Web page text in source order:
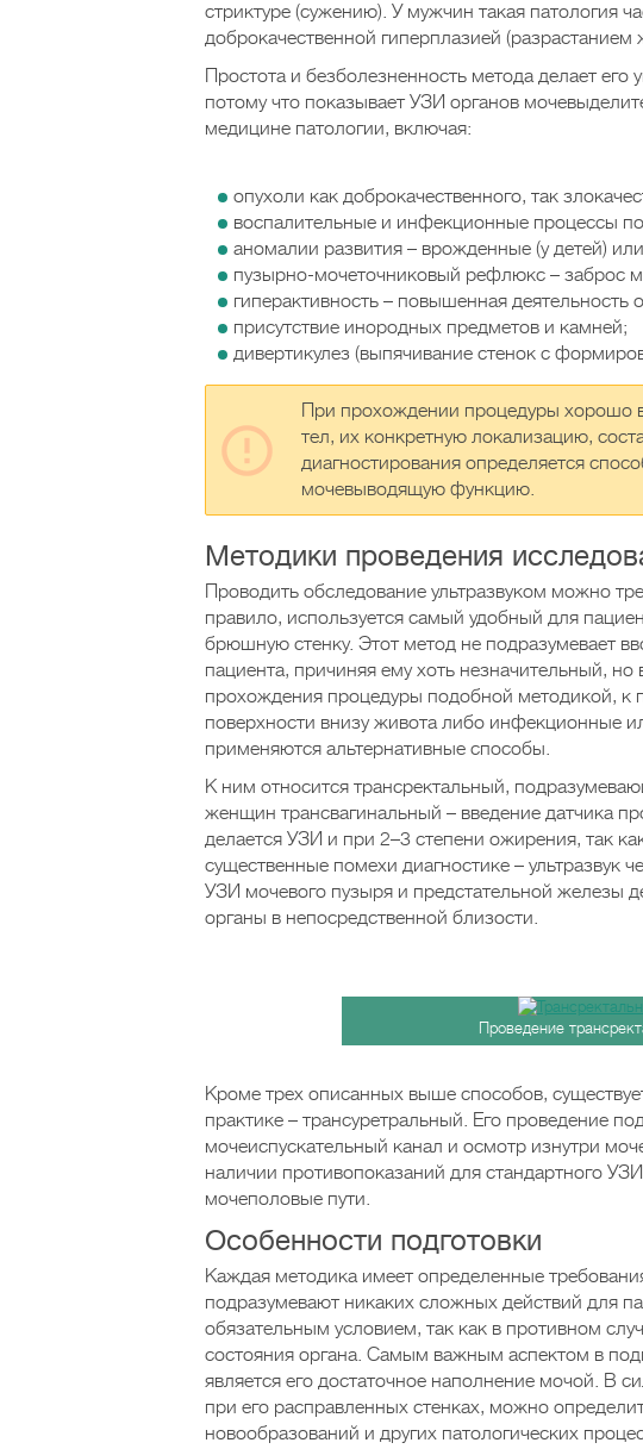
стриктуре (сужению). У мужчин такая патология
доброкачественной гиперплазией (разрастанием
Простота и безболезненность метода делает
потому что показывает УЗИ органов
медицине патологии, включая:
опухоли как доброкачественного, так
воспалительные и инфекционные процессы
аномалии развития – врожденные (у детей)
пузырно-мочеточниковый рефлюкс – заброс
гиперактивность – повышенная деятельность
присутствие инородных предметов и камней;
дивертикулез (выпячивание стенок с
При прохождении процедуры хорошо
тел, их конкретную локализацию,
диагностирования определяется
мочевыводящую функцию.
Методики проведения
Проводить обследование ультразвуком можно
правило, используется самый удобный для
брюшную стенку. Этот метод не подразумевает
пациента, причиняя ему хоть незначительный,
прохождения процедуры подобной методикой, к
поверхности внизу живота либо инфекционные
применяются альтернативные способы.
К ним относится трансректальный,
женщин трансвагинальный – введение датчика
делается УЗИ и при 2–3 степени ожирения, так
существенные помехи диагностике – ультразвук
УЗИ мочевого пузыря и предстательной железы
органы в непосредственной близости.
Проведение
Кроме трех описанных выше способов,
практике – трансуретральный. Его проведение
мочеиспускательный канал и осмотр изнутри
наличии противопоказаний для стандартного
мочеполовые пути.
Особенности подготовки
Каждая методика имеет определенные
подразумевают никаких сложных действий для
обязательным условием, так как в противном
состояния органа. Самым важным аспектом в
является его достаточное наполнение мочой. В
при его расправленных стенках, можно
новообразований и других патологических